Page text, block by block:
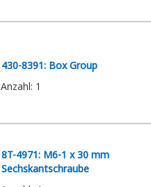
430-8391: Box Group
Anzahl: 1
8T-4971: M6-1 x 30 mm
Sechskantschraube